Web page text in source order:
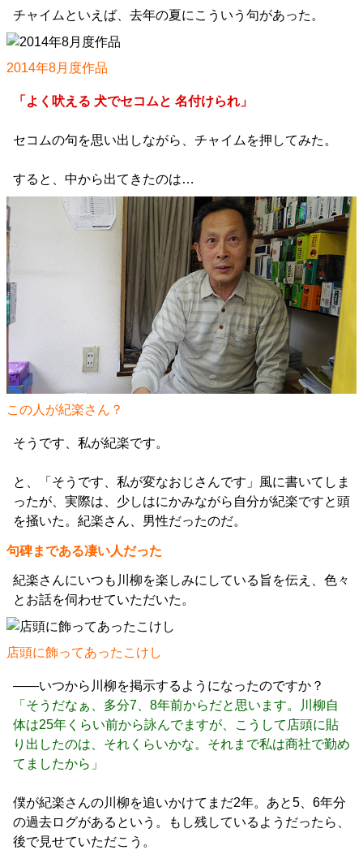
チャイムといえば、去年の夏にこういう句があった。
2014年8月度作品
「よく吠える 犬でセコムと 名付けられ」
セコムの句を思い出しながら、チャイムを押してみた。
すると、中から出てきたのは…
この人が紀楽さん？
そうです、私が紀楽です。
と、「そうです、私が変なおじさんです」風に書いてしま
ったが、実際は、少しはにかみながら自分が紀楽ですと頭
を掻いた。紀楽さん、男性だったのだ。
句碑まである凄い人だった
紀楽さんにいつも川柳を楽しみにしている旨を伝え、色々
とお話を伺わせていただいた。
店頭に飾ってあったこけし
――いつから川柳を掲示するようになったのですか？
「そうだなぁ、多分7、8年前からだと思います。川柳自
体は25年くらい前から詠んでますが、こうして店頭に貼
り出したのは、それくらいかな。それまで私は商社で勤め
てましたから」
僕が紀楽さんの川柳を追いかけてまだ2年。あと5、6年分
の過去ログがあるという。もし残しているようだったら、
後で見せていただこう。